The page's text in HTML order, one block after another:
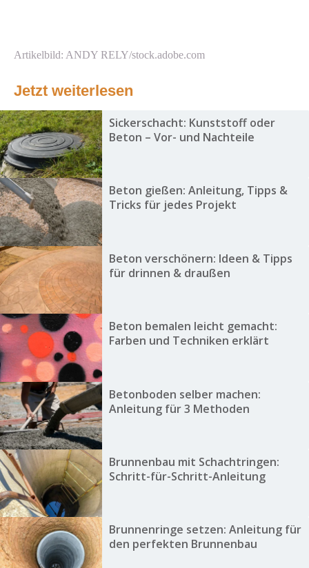
Artikelbild: ANDY RELY/stock.adobe.com
Jetzt weiterlesen
Sickerschacht: Kunststoff oder
Beton – Vor- und Nachteile
Beton gießen: Anleitung, Tipps &
Tricks für jedes Projekt
Beton verschönern: Ideen & Tipps
für drinnen & draußen
Beton bemalen leicht gemacht:
Farben und Techniken erklärt
Betonboden selber machen:
Anleitung für 3 Methoden
Brunnenbau mit Schachtringen:
Schritt-für-Schritt-Anleitung
Brunnenringe setzen: Anleitung für
den perfekten Brunnenbau